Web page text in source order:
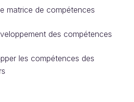
matrice de compétences
des compétences
les compétences des